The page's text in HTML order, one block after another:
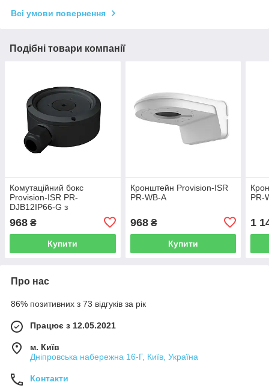
Всі умови повернення
Подібні товари компанії
Комутаційний бокс
Provision-ISR PR-
DJB12IP66-G з
968 ₴
Купити
Кронштейн Provision-ISR
PR-WB-A
968₴
Купити
PR-
1
Про нас
86% позитивних з 73 відгуків за рік
Працює з 12.05.2021
м. Київ
Дніпровська набережна 16-Г, Київ, Україна
Контакти